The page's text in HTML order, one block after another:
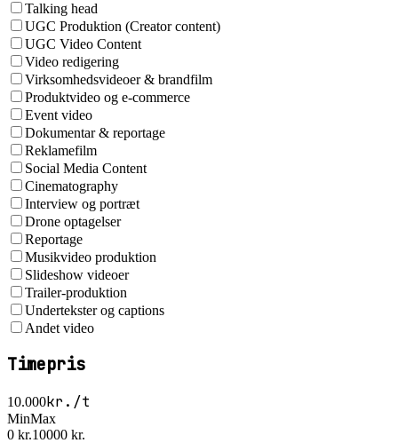
Talking head
UGC Produktion (Creator content)
UGC Video Content
Video redigering
Virksomhedsvideoer & brandfilm
Produktvideo og e-commerce
Event video
Dokumentar & reportage
Reklamefilm
Social Media Content
Cinematography
Interview og portræt
Drone optagelser
Reportage
Musikvideo produktion
Slideshow videoer
Trailer-produktion
Undertekster og captions
Andet video
Timepris
10.000kr./t
MinMax
0 kr.10000 kr.